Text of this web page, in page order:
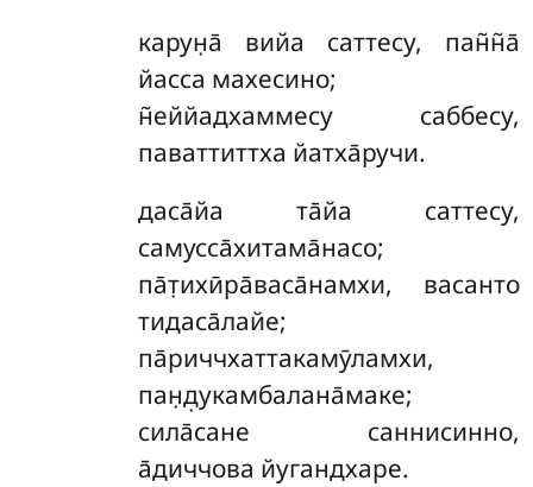
карун̣а̄ вийа саттесу, пан̃н̃а̄
йасса махесино;
н̃еййадхаммесу саббесу,
паваттиттха йатха̄ручи.
даса̄йа та̄йа саттесу,
самусса̄хитама̄насо;
па̄т̣ихӣра̄васа̄намхи, васанто
тидаса̄лайе;
па̄риччхаттакамӯламхи,
пан̣д̣укамбалана̄маке;
сила̄сане саннисинно,
а̄диччова йугандхаре.